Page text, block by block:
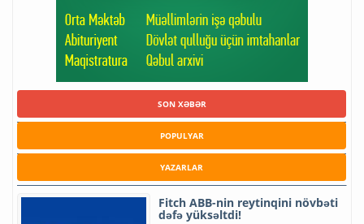
SON XƏBƏR
POPULYAR
YAZARLAR
Fitch ABB-nin reytinqini növbəti
dəfə yüksəltdi!